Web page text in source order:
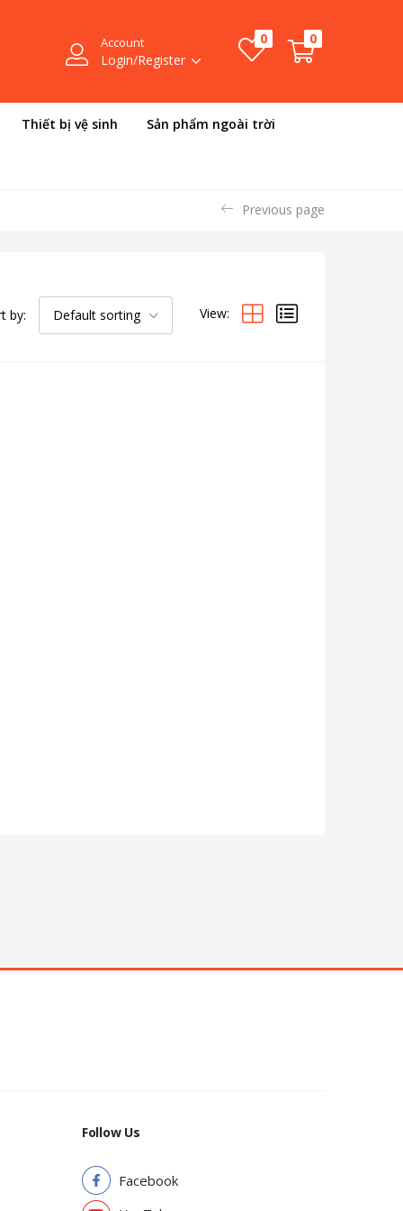
Account
Login/Register
0 0
Thiết bị vệ sinh Sản phẩm ngoài trời
Previous page
by: Default sorting View:
Follow Us
Facebook